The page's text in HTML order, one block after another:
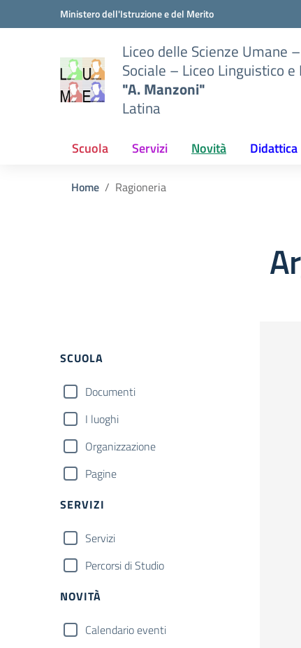
Vai ai contenuti
Vai al menu di navigazioneMinistero dell'Istruzione e del Merito
Liceo delle Scienze Umane
Sociale – Liceo Linguistico
"A. Manzoni"
Latina
Scuola Servizi Novità Didattica
Home Ragioneria
SCUOLA
Documenti
I luoghi
Organizzazione
Pagine
SERVIZI
Servizi
Percorsi di Studio
NOVITÀ
Calendario eventi